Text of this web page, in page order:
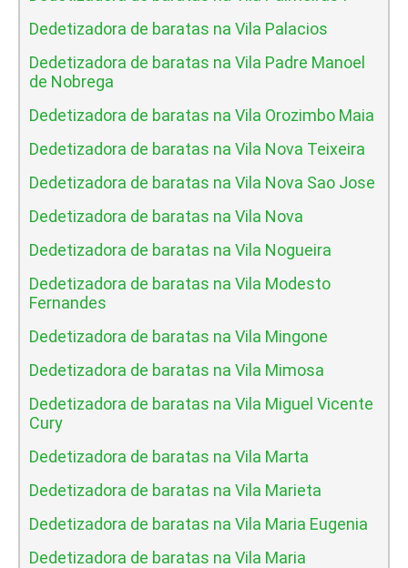
Dedetizadora de baratas na Vila Palacios
Dedetizadora de baratas na Vila Padre Manoel
de Nobrega
Dedetizadora de baratas na Vila Orozimbo Maia
Dedetizadora de baratas na Vila Nova Teixeira
Dedetizadora de baratas na Vila Nova Sao Jose
Dedetizadora de baratas na Vila Nova
Dedetizadora de baratas na Vila Nogueira
Dedetizadora de baratas na Vila Modesto
Fernandes
Dedetizadora de baratas na Vila Mingone
Dedetizadora de baratas na Vila Mimosa
Dedetizadora de baratas na Vila Miguel Vicente
Cury
Dedetizadora de baratas na Vila Marta
Dedetizadora de baratas na Vila Marieta
Dedetizadora de baratas na Vila Maria Eugenia
Dedetizadora de baratas na Vila Maria